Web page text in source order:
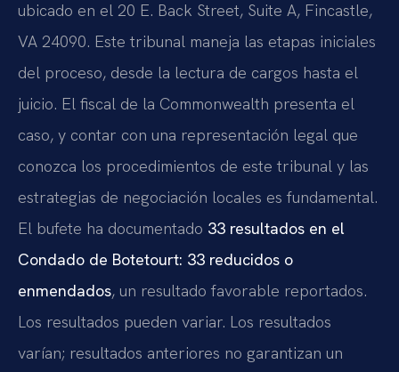
ubicado en el 20 E. Back Street, Suite A, Fincastle,
VA 24090. Este tribunal maneja las etapas iniciales
del proceso, desde la lectura de cargos hasta el
juicio. El fiscal de la Commonwealth presenta el
caso, y contar con una representación legal que
conozca los procedimientos de este tribunal y las
estrategias de negociación locales es fundamental.
El bufete ha documentado 33 resultados en el
Condado de Botetourt: 33 reducidos o
enmendados, un resultado favorable reportados.
Los resultados pueden variar. Los resultados
varían; resultados anteriores no garantizan un